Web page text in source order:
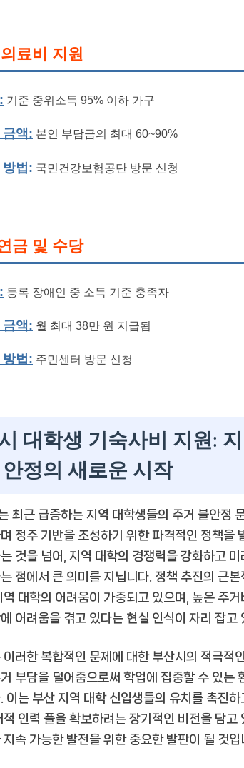
료비 지원
기준 중위소득 95% 이하 가구
금액: 본인 부담금의 최대 60~90%
방법: 국민건강보험공단 방문 신청
금 및 수당
등록 장애인 중 소득 기준 충족자
금액: 월 최대 38만 원 지급됨
방법: 주민센터 방문 신청
대학생 기숙사비 지원:
정의 새로운 시작
최근 급증하는 지역 대학생들의 주거 불안정
정주 기반을 조성하기 위한 파격적인 정책을
것을 넘어, 지역 대학의 경쟁력을 강화하고
점에서 큰 의미를 지닙니다. 정책 추진의 근
대학의 어려움이 가중되고 있으며, 높은 주거
어려움을 겪고 있다는 현실 인식이 자리 잡고
이러한 복합적인 문제에 대한 부산시의 적극적
부담을 덜어줌으로써 학업에 집중할 수 있는
이는 부산 지역 대학 신입생들의 유치를 촉진
적 인력 풀을 확보하려는 장기적인 비전을 담고
속 가능한 발전을 위한 중요한 발판이 될 것입